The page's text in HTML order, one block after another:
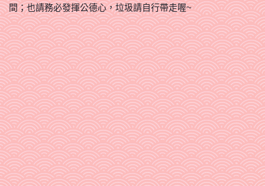
間；也請務必發揮公德心，垃圾請自行帶走喔~